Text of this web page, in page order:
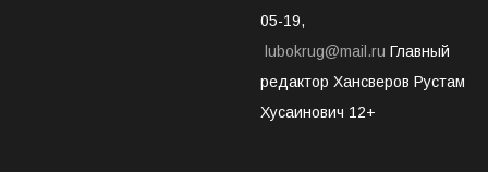
05-19,
lubokrug@mail.ru Главный
редактор Хансверов Рустам
Хусаинович 12+